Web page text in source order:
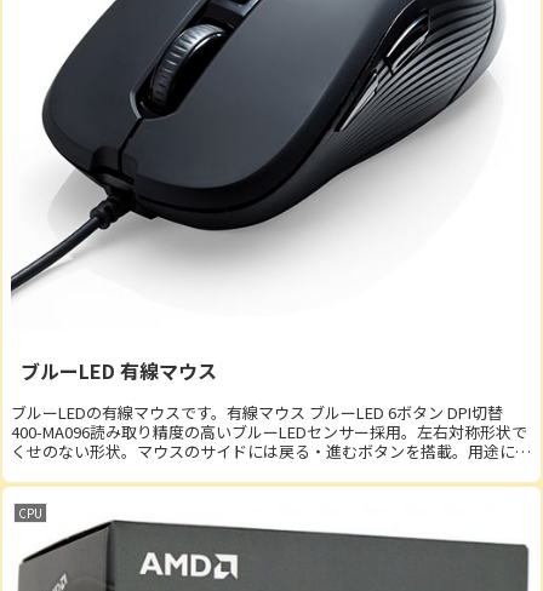
ブルーLED 有線マウス
ブルーLEDの有線マウスです。有線マウス ブルーLED 6ボタン DPI切替
400-MA096読み取り精度の高いブルーLEDセンサー採用。左右対称形状で
くせのない形状。マウスのサイドには戻る・進むボタンを搭載。用途に合
CPU